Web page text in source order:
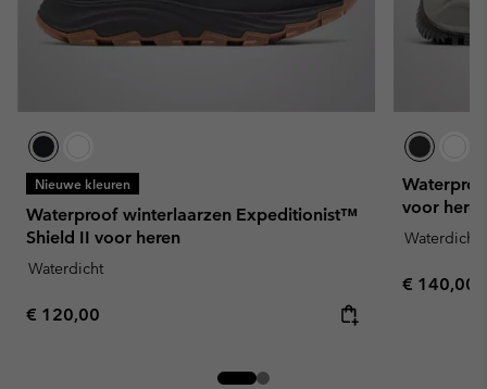
Nieuwe kleuren
Waterproof winterlaarzen Expeditionist™
Shield II voor heren
Waterdicht
Regular price:
€ 120,00
voor heren
Waterdicht
Regular
€ 140,00